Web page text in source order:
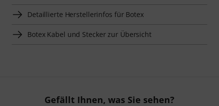
Detaillierte Herstellerinfos für Botex
Botex Kabel und Stecker zur Übersicht
Gefällt Ihnen, was Sie sehen?